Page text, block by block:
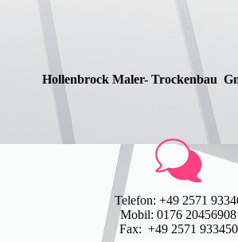
Hollenbrock Maler- Trockenbau
Telefon: +49 2571
Mobil: 0176 20456908
Fax: +49 2571 933450